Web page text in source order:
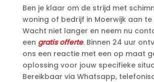
Ben je klaar om de strijd met
woning of bedrijf in Moerwijk aan te
Wacht niet langer en neem nu
een gratis offerte.​ Binnen 24 uur
ons een reactie met een op maat
oplossing voor jouw specifieke
Bereikbaar via Whatsapp,